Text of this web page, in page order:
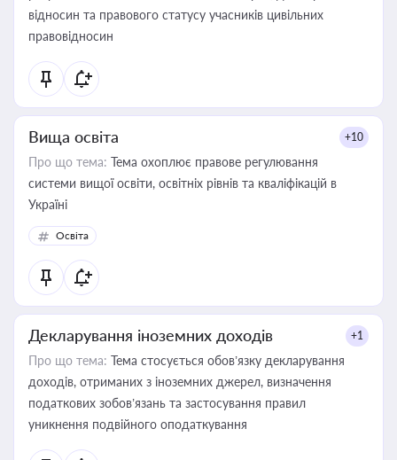
відносин та правового статусу учасників цивільних
правовідносин
Вища освіта +10
Про що тема: Тема охоплює правове регулювання
системи вищої освіти, освітніх рівнів та кваліфікацій в
Україні
Освіта
Декларування іноземних доходів +1
Про що тема: Тема стосується обов’язку декларування
доходів, отриманих з іноземних джерел, визначення
податкових зобов’язань та застосування правил
уникнення подвійного оподаткування